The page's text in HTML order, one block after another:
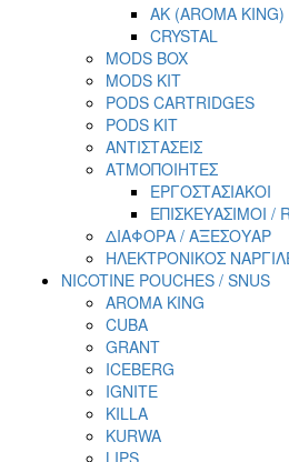
AK (AROMA KING)
CRYSTAL
MODS BOX
MODS KIT
PODS CARTRIDGES
PODS KIT
ΑΝΤΙΣΤΑΣΕΙΣ
ΑΤΜΟΠΟΙΗΤΕΣ
ΕΡΓΟΣΤΑΣΙΑΚΟΙ
ΕΠΙΣΚΕΥΑΣΙΜΟΙ /
ΔΙΑΦΟΡΑ / ΑΞΕΣΟΥΑΡ
ΗΛΕΚΤΡΟΝΙΚΟΣ
NICOTINE POUCHES / SNUS
AROMA KING
CUBA
GRANT
ICEBERG
IGNITE
KILLA
KURWA
LIPS